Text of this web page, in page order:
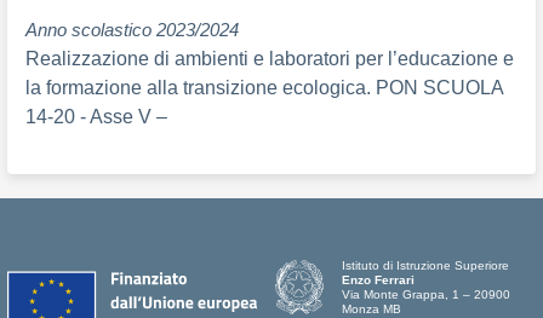
Anno scolastico 2023/2024
Realizzazione di ambienti e laboratori per l’educazione e
la formazione alla transizione ecologica. PON SCUOLA
14-20 - Asse V –
Istituto di Istruzione Superiore
Enzo Ferrari
Via Monte Grappa, 1 – 20900
Monza MB